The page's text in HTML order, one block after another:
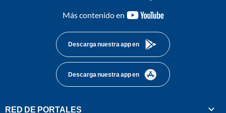
Más contenido en
youtube-
Descarga nuestra app en
Descarga nuestra app en
RED DE PORTALES